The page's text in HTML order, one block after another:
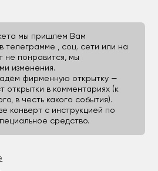
мы пришлем Вам
телеграмме , соц. сети или на
не понравится, мы
изменения.
фирменную открытку —
открытки в комментариях (к
в честь какого события).
конверт с инструкцией по
средство.